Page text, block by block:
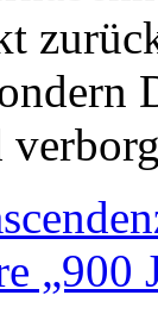
„900